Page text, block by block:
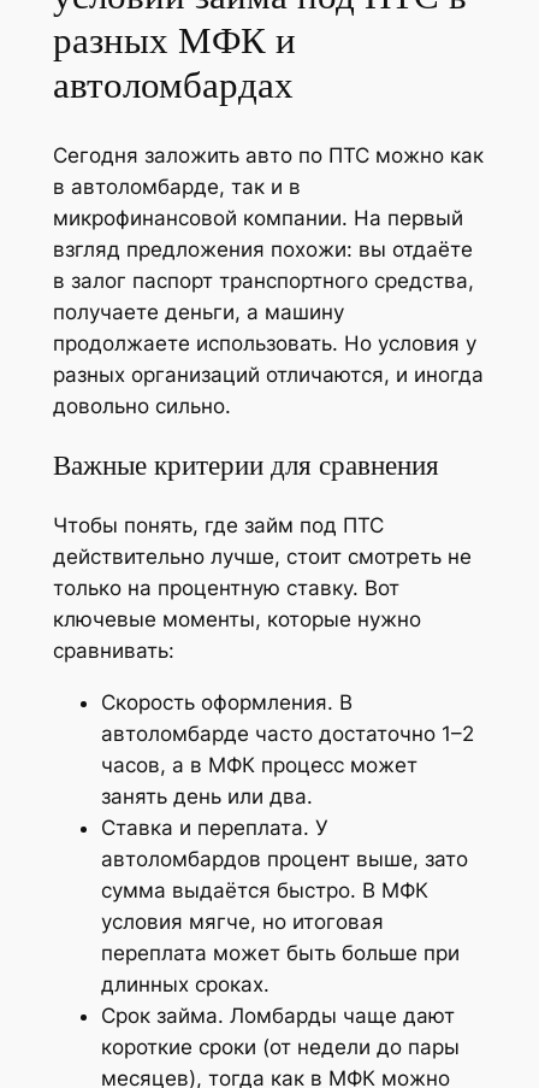
разных МФК и
автоломбардах
Сегодня заложить авто по ПТС можно как
в автоломбарде, так и в
микрофинансовой компании. На первый
взгляд предложения похожи: вы отдаёте
в залог паспорт транспортного средства,
получаете деньги, а машину
продолжаете использовать. Но условия у
разных организаций отличаются, и иногда
довольно сильно.
Важные критерии для сравнения
Чтобы понять, где займ под ПТС
действительно лучше, стоит смотреть не
только на процентную ставку. Вот
ключевые моменты, которые нужно
сравнивать:
Скорость оформления. В
автоломбарде часто достаточно 1–2
часов, а в МФК процесс может
занять день или два.
Ставка и переплата. У
автоломбардов процент выше, зато
сумма выдаётся быстро. В МФК
условия мягче, но итоговая
переплата может быть больше при
длинных сроках.
Срок займа. Ломбарды чаще дают
короткие сроки (от недели до пары
месяцев), тогда как в МФК можно